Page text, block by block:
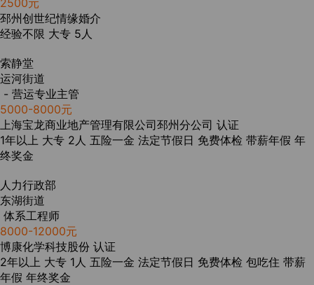
邳州创世纪情缘婚介
经验不限 大专 5人
索静堂
运河街道
- 营运专业主管
5000-8000元
上海宝龙商业地产管理有限公司邳州分公司 认证
1年以上 大专 2人 五险一金 法定节假日 免费体检 带薪年假 年
终奖金
人力行政部
东湖街道
体系工程师
8000-12000元
博康化学科技股份 认证
2年以上 大专 1人 五险一金 法定节假日 免费体检 包吃住 带薪
年假 年终奖金